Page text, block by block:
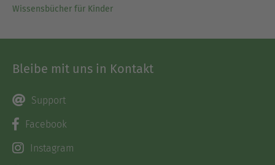
Wissensbücher für Kinder
Bleibe mit uns in Kontakt
Support
Facebook
Instagram